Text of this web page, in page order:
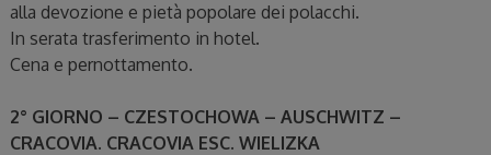
alla devozione e pietà popolare dei polacchi.
In serata trasferimento in hotel.
Cena e pernottamento.
2° GIORNO – CZESTOCHOWA – AUSCHWITZ –
CRACOVIA. CRACOVIA ESC. WIELIZKA